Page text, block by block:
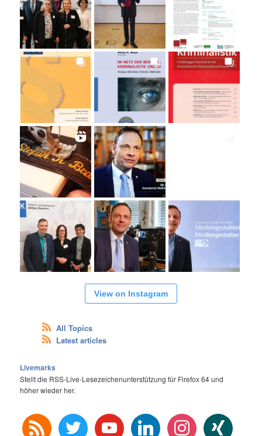
View on Instagram
All Topics
Latest articles
Livemarks
Stellt die RSS-Live-Lesezeichenunterstützung für Firefox 64 und
höher wieder her.
rss twitter youtube linkedin instagram xing